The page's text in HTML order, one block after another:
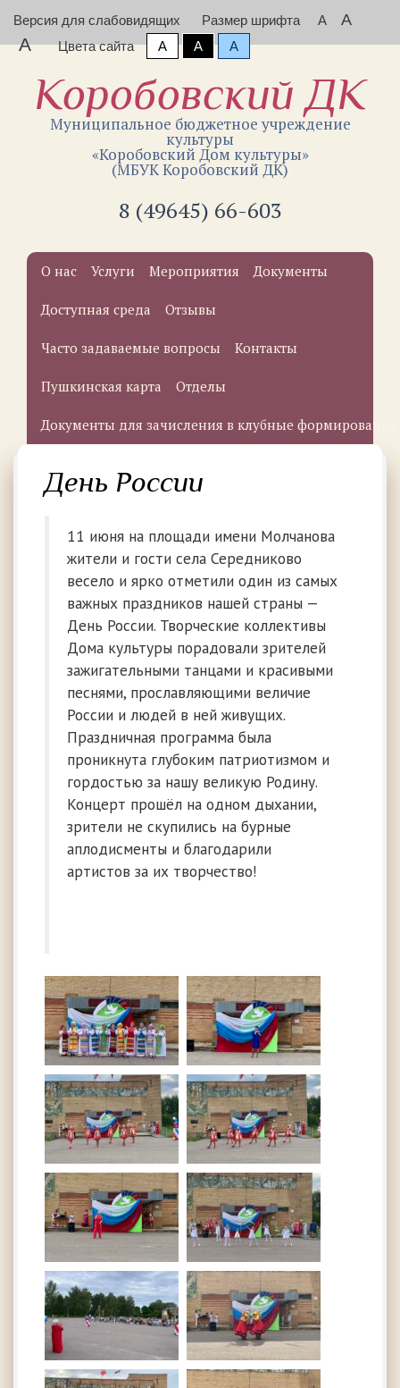
Версия для слабовидящих Размер шрифта A A
A Цвета сайта A A A
Коробовский ДК
Муниципальное бюджетное учреждение
культуры
«Коробовский Дом культуры»
(МБУК Коробовский ДК)
8 (49645) 66-603
О нас Услуги Мероприятия Документы
Доступная среда Отзывы
Часто задаваемые вопросы Контакты
Пушкинская карта Отделы
Документы для зачисления в клубные формирования
День России
11 июня на площади имени Молчанова
жители и гости села Середниково
весело и ярко отметили один из самых
важных праздников нашей страны —
День России. Творческие коллективы
Дома культуры порадовали зрителей
зажигательными танцами и красивыми
песнями, прославляющими величие
России и людей в ней живущих.
Праздничная программа была
проникнута глубоким патриотизмом и
гордостью за нашу великую Родину.
Концерт прошёл на одном дыхании,
зрители не скупились на бурные
аплодисменты и благодарили
артистов за их творчество!